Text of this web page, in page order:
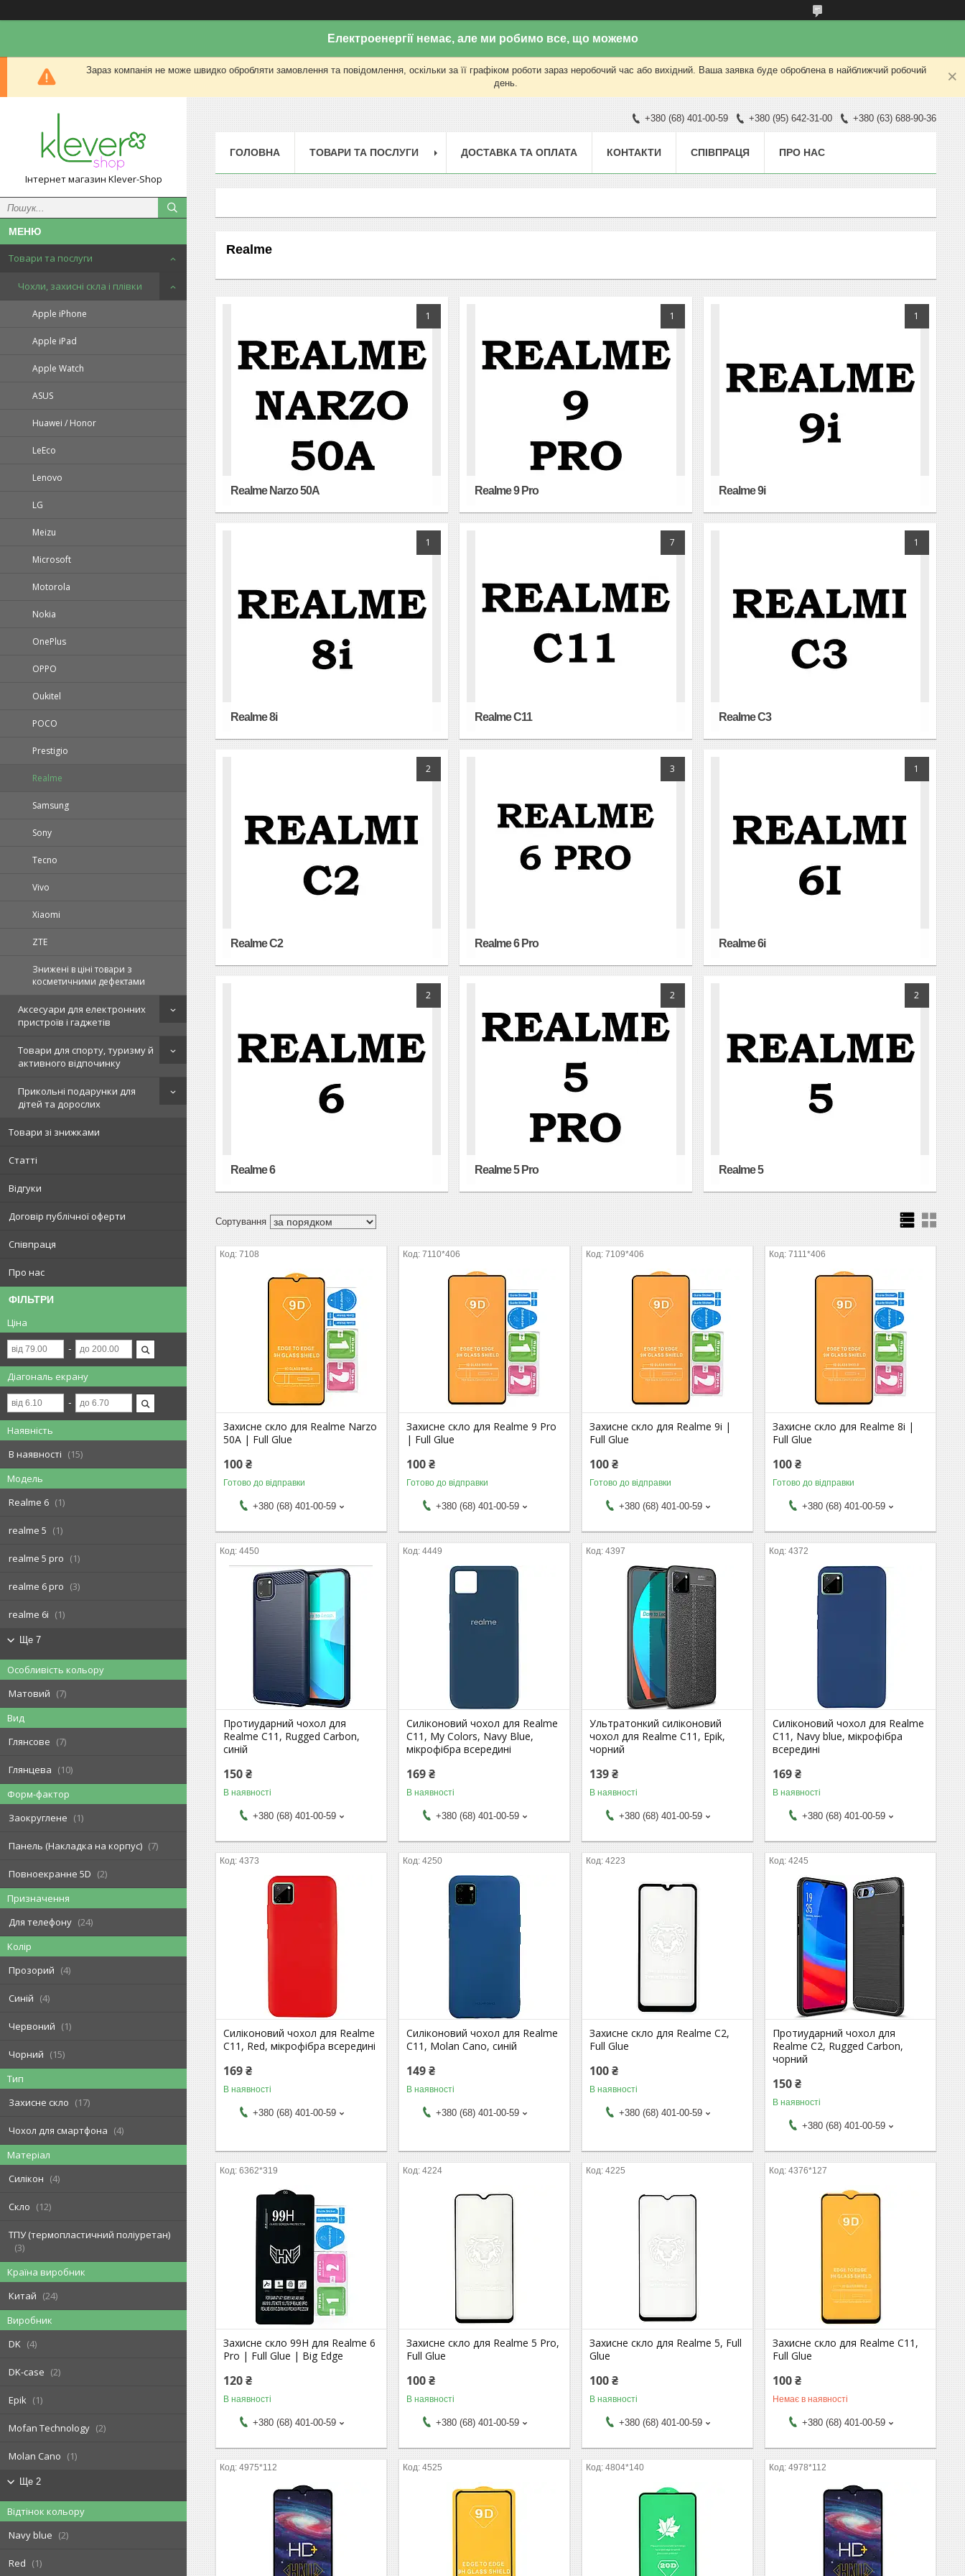
Електроенергії немає, але ми робимо все, що можемо
Зараз компанія не може швидко обробляти замовлення та повідомлення, оскільки за її графіком роботи зараз неробочий час або вихідний. Ваша заявка буде оброблена в найближчий робочий
день.
Інтернет магазин Klever-Shop
Товари та послуги
Чохли, захисні скла і плівки
Apple iPhone
Apple iPad
Apple Watch
ASUS
Huawei / Honor
LeEco
Lenovo
LG
Meizu
Microsoft
Motorola
Nokia
OnePlus
OPPO
Oukitel
POCO
Prestigio
Realme
Samsung
Sony
Tecno
Vivo
Xiaomi
ZTE
Знижені в ціні товари з
косметичними дефектами
Аксесуари для електронних
пристроїв і гаджетів
Товари для спорту, туризму й
активного відпочинку
Прикольні подарунки для
дітей та дорослих
Товари зі знижками
Статті
Відгуки
Договір публічної оферти
Співпраця
Про нас
ФІЛЬТРИ
Ціна
Діагональ екрану
Наявність
В наявності
15
Модель
Realme 6
1
realme 5 1
realme 5 pro 1
realme 6 pro 3
realme 6i 1
Ще 7
Особливість кольору
Матовий
7
Вид
Глянсове
7
Глянцева
10
Форм-фактор
Заокруглене
1
Панель (Накладка на корпус) 7
Повноекранне 5D
2
Призначення
Для телефону
24
Колір
Прозорий
4
Синій 4
Червоний 1
Чорний
15
Тип
Захисне скло
17
Чохол для смартфона
4
Матеріал
Силікон
4
Скло 12
ТПУ (термопластичний поліуретан)
3
Країна виробник
Китай
24
Виробник
DK
4
DK-case 2
Epik 1
Mofan Technology 2
Molan Cano 1
Ще 2
Відтінок кольору
Navy blue
2
Red 1
+380 (68) 401-00-59 +380 (95) 642-31-00 +380 (63) 688-90-36
ГОЛОВНА ТОВАРИ ТА ПОСЛУГИ ДОСТАВКА ТА ОПЛАТА КОНТАКТИ СПІВПРАЦЯ ПРО НАС
Realme
1
Realme Narzo 50A
1
Realme 9 Pro
1
Realme 9i
1
Realme 8i
7
Realme C11
1
Realme C3
2
Realme C2
3
Realme 6 Pro
1
Realme 6i
2
Realme 6
2
Realme 5 Pro
2
Realme 5
7108
Захисне скло для Realme Narzo
50A | Full Glue
100 ₴
Готово до відправки
+380 (68) 401-00-59
7110*406
Захисне скло для Realme 9 Pro
| Full Glue
100 ₴
Готово до відправки
+380 (68) 401-00-59
7109*406
Захисне скло для Realme 9i |
Full Glue
100 ₴
Готово до відправки
+380 (68) 401-00-59
7111*406
Захисне скло для Realme 8i |
Full Glue
100 ₴
Готово до відправки
+380 (68) 401-00-59
4450
Протиударний чохол для
Realme C11, Rugged Carbon,
синій
150 ₴
В наявності
+380 (68) 401-00-59
4449
Силіконовий чохол для Realme
C11, My Colors, Navy Blue,
мікрофібра всередині
169 ₴
В наявності
+380 (68) 401-00-59
4397
Ультратонкий силіконовий
чохол для Realme C11, Epik,
чорний
139 ₴
В наявності
+380 (68) 401-00-59
4372
Силіконовий чохол для Realme
C11, Navy blue, мікрофібра
всередині
169 ₴
В наявності
+380 (68) 401-00-59
4373
Силіконовий чохол для Realme
C11, Red, мікрофібра всередині
169 ₴
В наявності
+380 (68) 401-00-59
4250
Силіконовий чохол для Realme
C11, Molan Cano, синій
149 ₴
В наявності
+380 (68) 401-00-59
4223
Захисне скло для Realme C2,
Full Glue
100 ₴
В наявності
+380 (68) 401-00-59
4245
Протиударний чохол для
Realme C2, Rugged Carbon,
чорний
150 ₴
В наявності
+380 (68) 401-00-59
6362*319
Захисне скло 99H для Realme 6
Pro | Full Glue | Big Edge
120 ₴
В наявності
+380 (68) 401-00-59
4224
Захисне скло для Realme 5 Pro,
Full Glue
100 ₴
В наявності
+380 (68) 401-00-59
4225
Захисне скло для Realme 5, Full
Glue
100 ₴
В наявності
+380 (68) 401-00-59
4376*127
Захисне скло для Realme C11,
Full Glue
100 ₴
Немає в наявності
+380 (68) 401-00-59
4975*112 4525 4804*140 4978*112